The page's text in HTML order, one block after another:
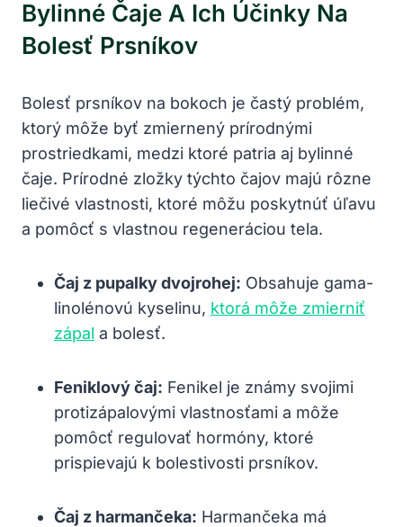
Bylinné Čaje A Ich Účinky Na
Bolesť Prsníkov
Bolesť prsníkov na bokoch je častý problém,
ktorý môže byť zmiernený prírodnými
prostriedkami, medzi ktoré patria aj bylinné
čaje. Prírodné zložky týchto čajov majú rôzne
liečivé vlastnosti, ktoré môžu poskytnúť úľavu
a pomôcť s vlastnou regeneráciou tela.
Čaj z pupalky dvojrohej: Obsahuje gama-
linolénovú kyselinu, ktorá môže zmierniť
zápal a bolesť.
Feniklový čaj: Fenikel je známy svojimi
protizápalovými vlastnosťami a môže
pomôcť regulovať hormóny, ktoré
prispievajú k bolestivosti prsníkov.
Čaj z harmančeka: Harmančeka má